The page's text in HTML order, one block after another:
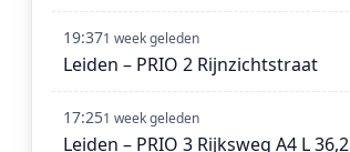
19:371 week geleden
Leiden – PRIO 2 Rijnzichtstraat
17:251 week geleden
Leiden – PRIO 3 Rijksweg A4 L 36,2